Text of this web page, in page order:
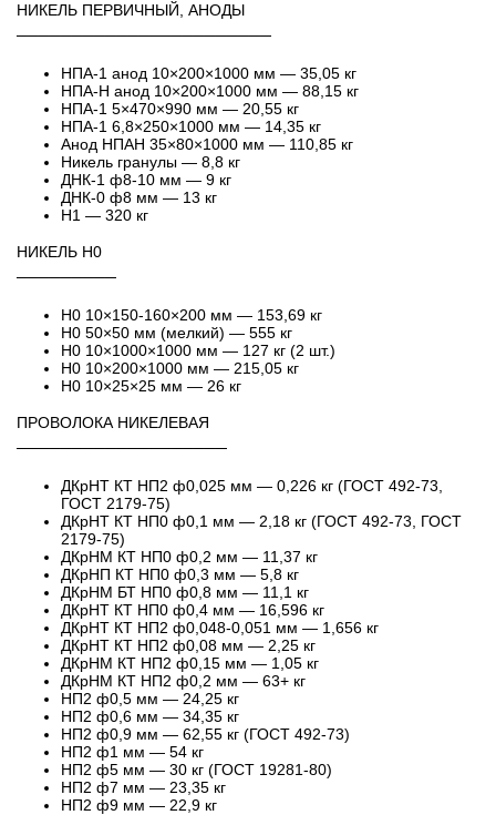
НИКЕЛЬ ПЕРВИЧНЫЙ, АНОДЫ
───────────────────────
НПА-1 анод 10×200×1000 мм — 35,05 кг
НПА-Н анод 10×200×1000 мм — 88,15 кг
НПА-1 5×470×990 мм — 20,55 кг
НПА-1 6,8×250×1000 мм — 14,35 кг
Анод НПАН 35×80×1000 мм — 110,85 кг
Никель гранулы — 8,8 кг
ДНК-1 ф8-10 мм — 9 кг
ДНК-0 ф8 мм — 13 кг
Н1 — 320 кг
НИКЕЛЬ Н0
─────────
Н0 10×150-160×200 мм — 153,69 кг
Н0 50×50 мм (мелкий) — 555 кг
Н0 10×1000×1000 мм — 127 кг (2 шт.)
Н0 10×200×1000 мм — 215,05 кг
Н0 10×25×25 мм — 26 кг
ПРОВОЛОКА НИКЕЛЕВАЯ
───────────────────
ДКрНТ КТ НП2 ф0,025 мм — 0,226 кг (ГОСТ 492-73,
ГОСТ 2179-75)
ДКрНТ КТ НП0 ф0,1 мм — 2,18 кг (ГОСТ 492-73, ГОСТ
2179-75)
ДКрНМ КТ НП0 ф0,2 мм — 11,37 кг
ДКрНП КТ НП0 ф0,3 мм — 5,8 кг
ДКрНМ БТ НП0 ф0,8 мм — 11,1 кг
ДКрНТ КТ НП0 ф0,4 мм — 16,596 кг
ДКрНТ КТ НП2 ф0,048-0,051 мм — 1,656 кг
ДКрНТ КТ НП2 ф0,08 мм — 2,25 кг
ДКрНМ КТ НП2 ф0,15 мм — 1,05 кг
ДКрНМ КТ НП2 ф0,2 мм — 63+ кг
НП2 ф0,5 мм — 24,25 кг
НП2 ф0,6 мм — 34,35 кг
НП2 ф0,9 мм — 62,55 кг (ГОСТ 492-73)
НП2 ф1 мм — 54 кг
НП2 ф5 мм — 30 кг (ГОСТ 19281-80)
НП2 ф7 мм — 23,35 кг
НП2 ф9 мм — 22,9 кг